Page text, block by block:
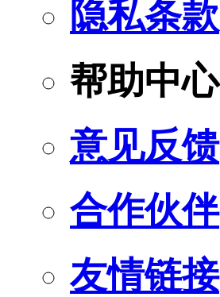
隐私条款
帮助中心
意见反馈
合作伙伴
友情链接